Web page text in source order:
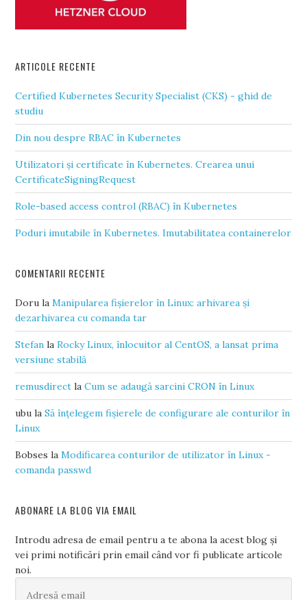
ARTICOLE RECENTE
Certified Kubernetes Security Specialist (CKS) - ghid de
studiu
Din nou despre RBAC în Kubernetes
Utilizatori și certificate în Kubernetes. Crearea unui
CertificateSigningRequest
Role-based access control (RBAC) în Kubernetes
Poduri imutabile în Kubernetes. Imutabilitatea containerelor
COMENTARII RECENTE
Doru laManipularea fișierelor în Linux: arhivarea și
dezarhivarea cu comanda tar
Stefan laRocky Linux, înlocuitor al CentOS, a lansat prima
versiune stabilă
remusdirect laCum se adaugă sarcini CRON în Linux
ubu laSă înțelegem fișierele de configurare ale conturilor în
Linux
Bobses laModificarea conturilor de utilizator în Linux -
comanda passwd
ABONARE LA BLOG VIA EMAIL
Introdu adresa de email pentru a te abona la acest blog și
vei primi notificări prin email când vor fi publicate articole
noi.